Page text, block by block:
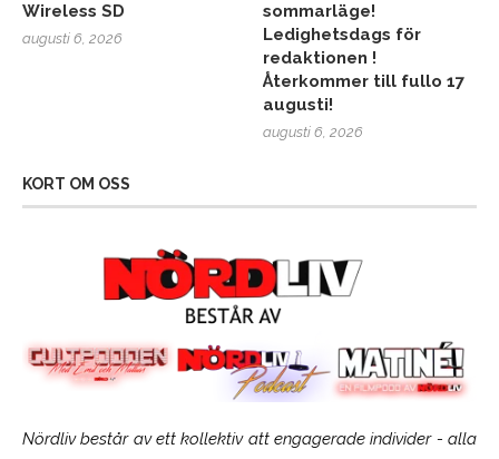
Wireless SD
augusti 6, 2026
sommarläge!
Ledighetsdags för
redaktionen !
Återkommer till fullo 17
augusti!
augusti 6, 2026
KORT OM OSS
Nördliv består av ett kollektiv att engagerade individer - alla